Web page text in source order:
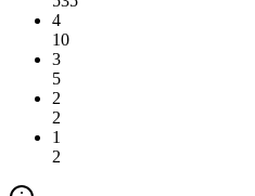
4
10
3
5
2
2
1
2